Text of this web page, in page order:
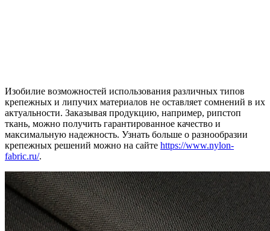
Изобилие возможностей использования различных типов
крепежных и липучих материалов не оставляет сомнений в их
актуальности. Заказывая продукцию, например, рипстоп
ткань, можно получить гарантированное качество и
максимальную надежность. Узнать больше о разнообразии
крепежных решений можно на сайте https://www.nylon-
fabric.ru/.